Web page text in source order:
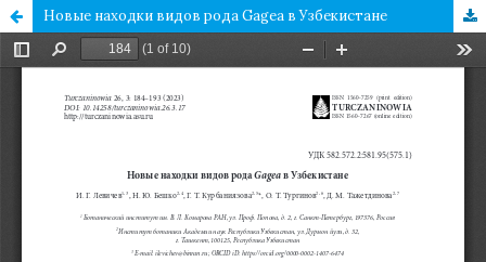
Новые находки видов рода Gagea в Узбекистане